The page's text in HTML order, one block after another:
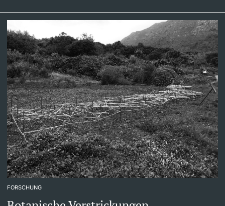
FORSCHUNG